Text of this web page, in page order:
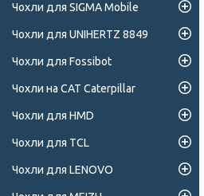
Чохли для SIGMA Mobile
Чохли для UNIHERTZ 8849
Чохли для Fossibot
Чохли на CAT Caterpillar
Чохли для HMD
Чохли для TCL
Чохли для LENOVO